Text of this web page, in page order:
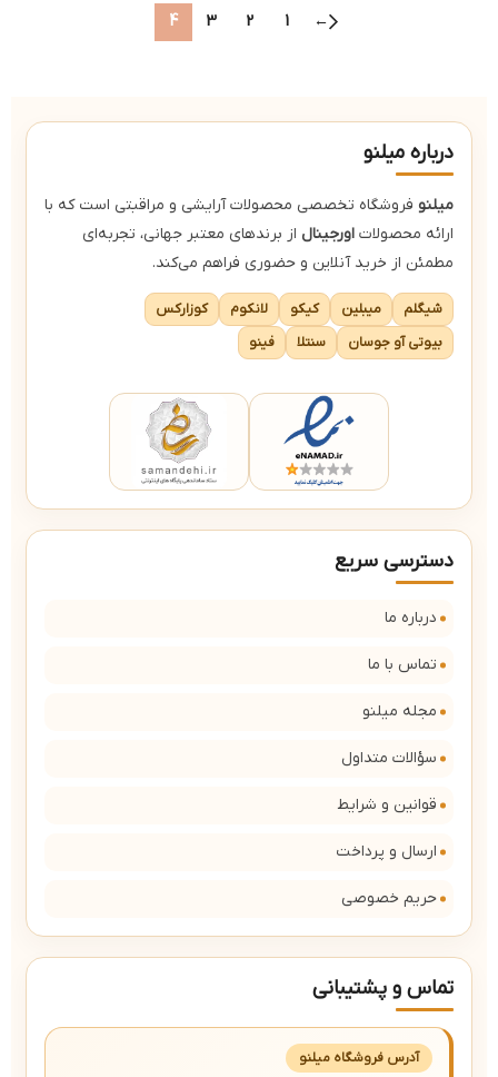
←
1
2
3
4
درباره میلنو
میلنو فروشگاه تخصصی محصولات آرایشی و مراقبتی است که با
ارائه محصولات اورجینال از برندهای معتبر جهانی، تجربه‌ای
مطمئن از خرید آنلاین و حضوری فراهم می‌کند.
شیگلم میبلین کیکو لانکوم
کوزارکس
بیوتی آو جوسان
سنتلا فینو
دسترسی سریع
درباره ما
تماس با ما
مجله میلنو
سؤالات متداول
قوانین و شرایط
ارسال و پرداخت
حریم خصوصی
تماس و پشتیبانی
آدرس فروشگاه میلنو